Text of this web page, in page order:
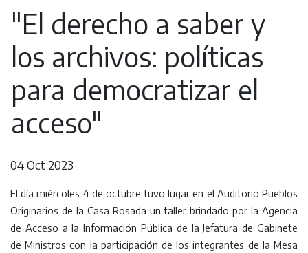
"El derecho a saber y
los archivos: políticas
para democratizar el
acceso"
04 Oct 2023
El día miércoles 4 de octubre tuvo lugar en el Auditorio Pueblos
Originarios de la Casa Rosada un taller brindado por la Agencia
de Acceso a la Información Pública de la Jefatura de Gabinete
de Ministros con la participación de los integrantes de la Mesa